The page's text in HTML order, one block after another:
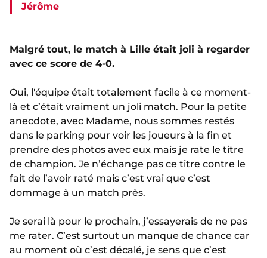
Jérôme
Malgré tout, le match à Lille était joli à regarder
avec ce score de 4-0.
Oui, l'équipe était totalement facile à ce moment-
là et c’était vraiment un joli match. Pour la petite
anecdote, avec Madame, nous sommes restés
dans le parking pour voir les joueurs à la fin et
prendre des photos avec eux mais je rate le titre
de champion. Je n’échange pas ce titre contre le
fait de l’avoir raté mais c’est vrai que c’est
dommage à un match près.
Je serai là pour le prochain, j’essayerais de ne pas
me rater. C’est surtout un manque de chance car
au moment où c’est décalé, je sens que c’est